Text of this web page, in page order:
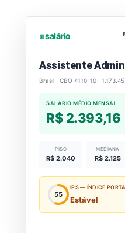
⏐⏐⏐ salário
Assistente
Brasil · CBO 4110-10 ·
SALÁRIO MÉDIO MENSAL
R$ 2.393,16
PISO
R$ 2.040
MEDIANA
R$ 2.125
55
IPS — ÍNDICE
Estável